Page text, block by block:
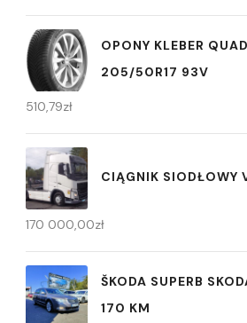
OPONY KLEBER
205/50R17 93V
510,79zł
CIĄGNIK SIODŁOWY
170 000,00zł
ŠKODA SUPERB
170 KM